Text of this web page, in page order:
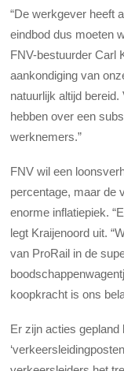
“De werkgever heeft
eindbod dus moeten
FNV-bestuurder Carl
aankondiging van
natuurlijk altijd
hebben over een
werknemers.”
FNV wil een
percentage, maar de
enorme inflatiepiek.
legt Kraijenoord uit.
van ProRail in de
koopkracht is ons
Er zijn acties gepland